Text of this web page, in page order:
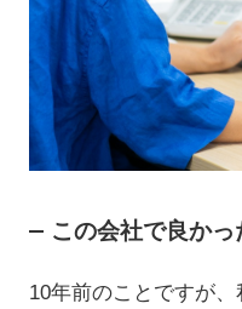
この会社で良かっ
10年前のことですが